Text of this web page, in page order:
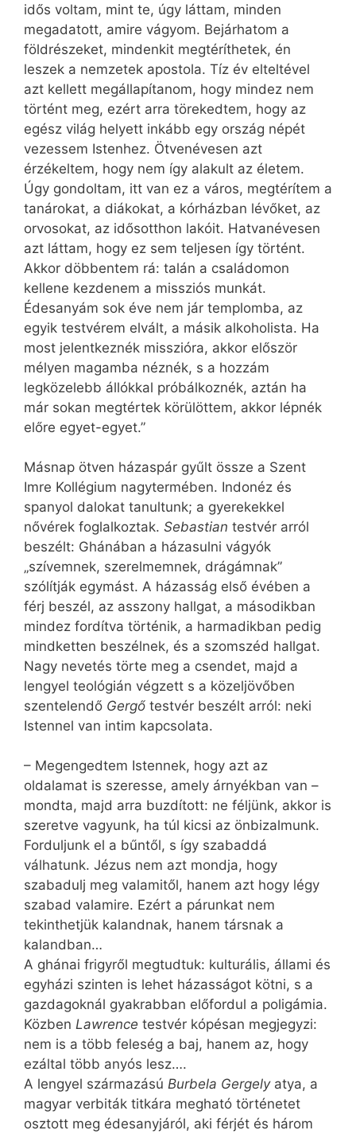
idős voltam, mint te, úgy láttam, minden
megadatott, amire vágyom. Bejárhatom a
földrészeket, mindenkit megtéríthetek, én
leszek a nemzetek apostola. Tíz év elteltével
azt kellett megállapítanom, hogy mindez nem
történt meg, ezért arra törekedtem, hogy az
egész világ helyett inkább egy ország népét
vezessem Istenhez. Ötvenévesen azt
érzékeltem, hogy nem így alakult az életem.
Úgy gondoltam, itt van ez a város, megtérítem a
tanárokat, a diákokat, a kórházban lévőket, az
orvosokat, az idősotthon lakóit. Hatvanévesen
azt láttam, hogy ez sem teljesen így történt.
Akkor döbbentem rá: talán a családomon
kellene kezdenem a missziós munkát.
Édesanyám sok éve nem jár templomba, az
egyik testvérem elvált, a másik alkoholista. Ha
most jelentkeznék misszióra, akkor először
mélyen magamba néznék, s a hozzám
legközelebb állókkal próbálkoznék, aztán ha
már sokan megtértek körülöttem, akkor lépnék
előre egyet-egyet.”
Másnap ötven házaspár gyűlt össze a Szent
Imre Kollégium nagytermében. Indonéz és
spanyol dalokat tanultunk; a gyerekekkel
nővérek foglalkoztak. Sebastian testvér arról
beszélt: Ghánában a házasulni vágyók
„szívemnek, szerelmemnek, drágámnak”
szólítják egymást. A házasság első évében a
férj beszél, az asszony hallgat, a másodikban
mindez fordítva történik, a harmadikban pedig
mindketten beszélnek, és a szomszéd hallgat.
Nagy nevetés törte meg a csendet, majd a
lengyel teológián végzett s a közeljövőben
szentelendő Gergő testvér beszélt arról: neki
Istennel van intim kapcsolata.
– Megengedtem Istennek, hogy azt az
oldalamat is szeresse, amely árnyékban van –
mondta, majd arra buzdított: ne féljünk, akkor is
szeretve vagyunk, ha túl kicsi az önbizalmunk.
Forduljunk el a bűntől, s így szabaddá
válhatunk. Jézus nem azt mondja, hogy
szabadulj meg valamitől, hanem azt hogy légy
szabad valamire. Ezért a párunkat nem
tekinthetjük kalandnak, hanem társnak a
kalandban…
A ghánai frigyről megtudtuk: kulturális, állami és
egyházi szinten is lehet házasságot kötni, s a
gazdagoknál gyakrabban előfordul a poligámia.
Közben Lawrence testvér kópésan megjegyzi:
nem is a több feleség a baj, hanem az, hogy
ezáltal több anyós lesz….
A lengyel származású Burbela Gergely atya, a
magyar verbiták titkára megható történetet
osztott meg édesanyjáról, aki férjét és három